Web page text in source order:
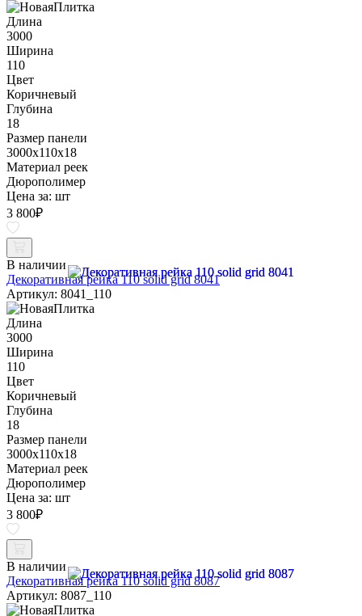
Длина
3000
Ширина
110
Цвет
Коричневый
Глубина
18
Размер панели
3000x110x18
Материал реек
Дюрополимер
Цена за: шт
3 800₽
В наличии
Декоративная рейка 110 solid grid 8041
Артикул: 8041_110
Длина
3000
Ширина
110
Цвет
Коричневый
Глубина
18
Размер панели
3000x110x18
Материал реек
Дюрополимер
Цена за: шт
3 800₽
В наличии
Декоративная рейка 110 solid grid 8087
Артикул: 8087_110